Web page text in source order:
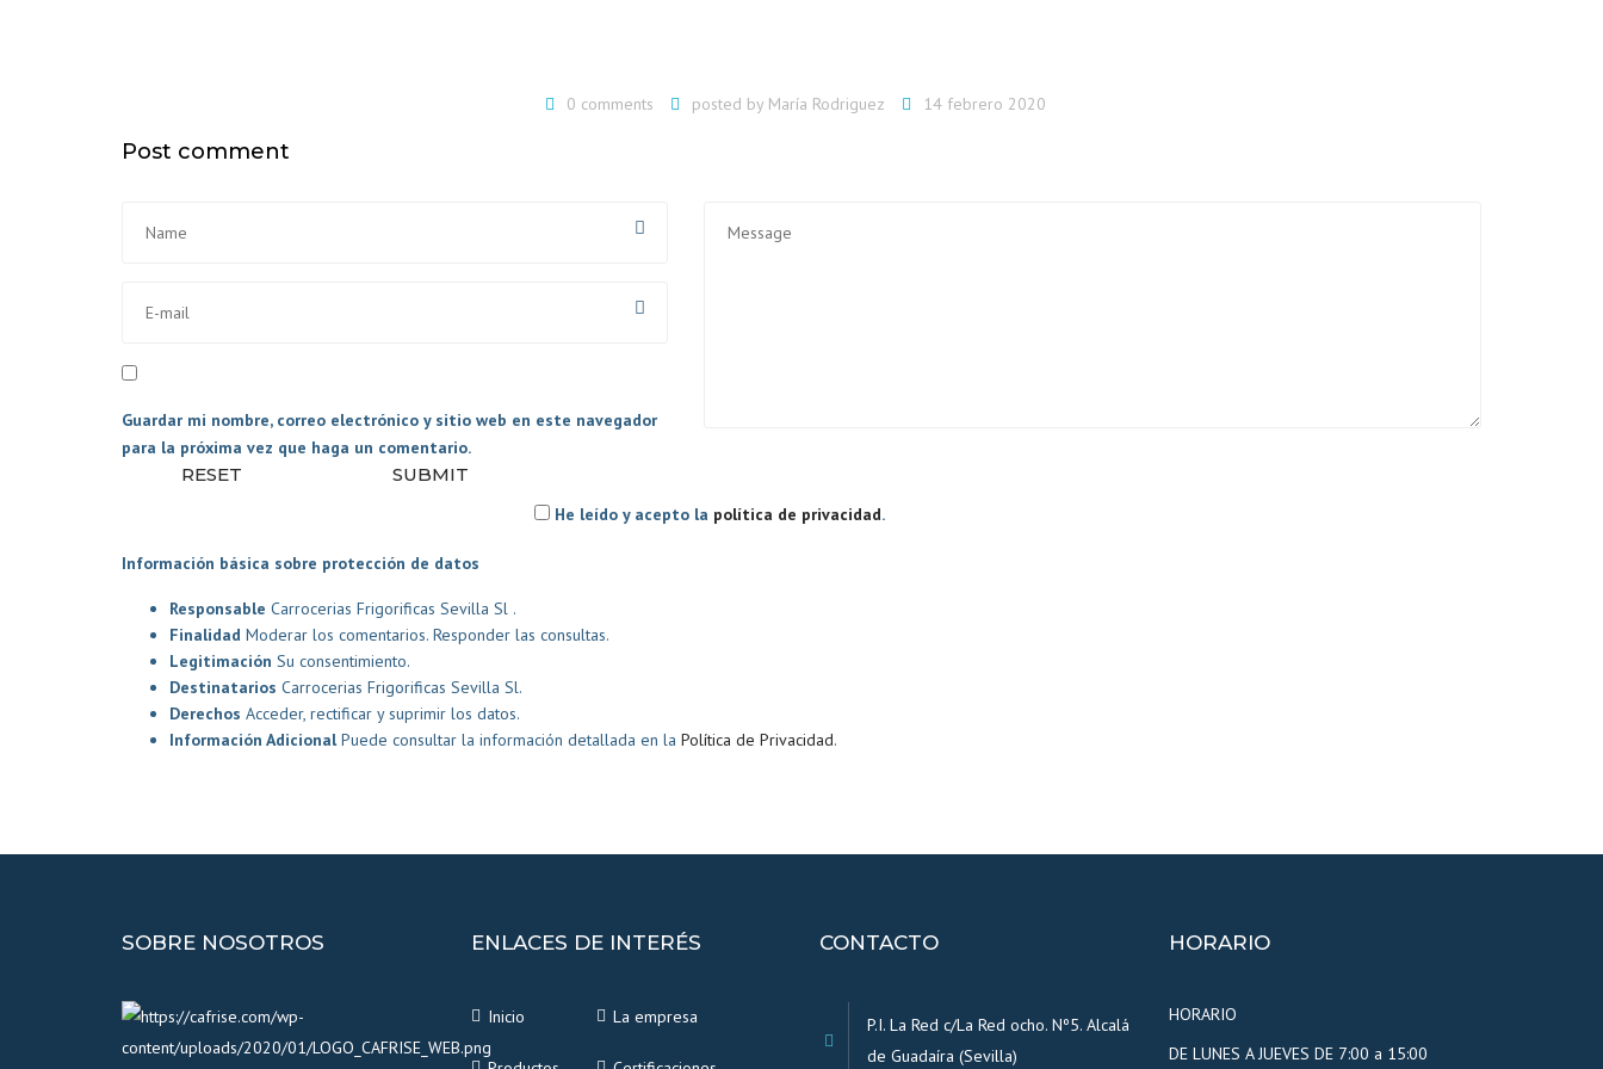
0 comments posted by María Rodriguez 14 febrero 2020
Post comment
Guardar mi nombre, correo electrónico y sitio web en este navegador
para la próxima vez que haga un comentario.
RESET SUBMIT
He leído y acepto la política de privacidad.
Información básica sobre protección de datos
Responsable Carrocerias Frigorificas Sevilla Sl .
Finalidad Moderar los comentarios. Responder las consultas.
Legitimación Su consentimiento.
Destinatarios Carrocerias Frigorificas Sevilla Sl.
Derechos Acceder, rectificar y suprimir los datos.
Información AdicionalPuede consultar la información detallada en la Política de Privacidad.
SOBRE NOSOTROS ENLACES DE INTERÉS
Inicio La empresa
CONTACTO
P.I. La Red c/La Red ocho. Nº5. Alcalá
de Guadaíra (Sevilla)
HORARIO
HORARIO
DE LUNES A JUEVES DE 7:00 a 15:00